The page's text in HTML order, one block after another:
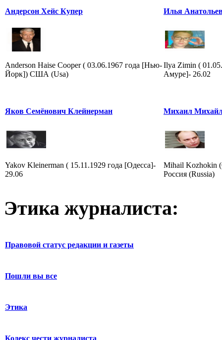
Андерсон Хейс Купер
Anderson Haise Cooper ( 03.06.1967 года [Нью-
Йорк]) США (Usa)
Илья
Ilya Zimin (
Амуре]- 26.02
Яков Семёнович Клейнерман
Yakov Kleinerman ( 15.11.1929 года [Одесса]-
29.06
Михаил
Mihail Kozhokin
Россия (Russia)
Этика журналиста:
Правовой статус редакции и газеты
Пошли вы все
Этика